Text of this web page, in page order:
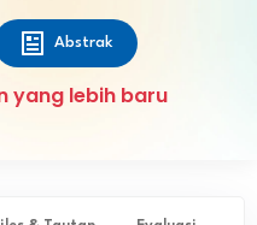
Abstrak
yang lebih baru